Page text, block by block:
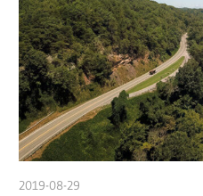
2019-08-29